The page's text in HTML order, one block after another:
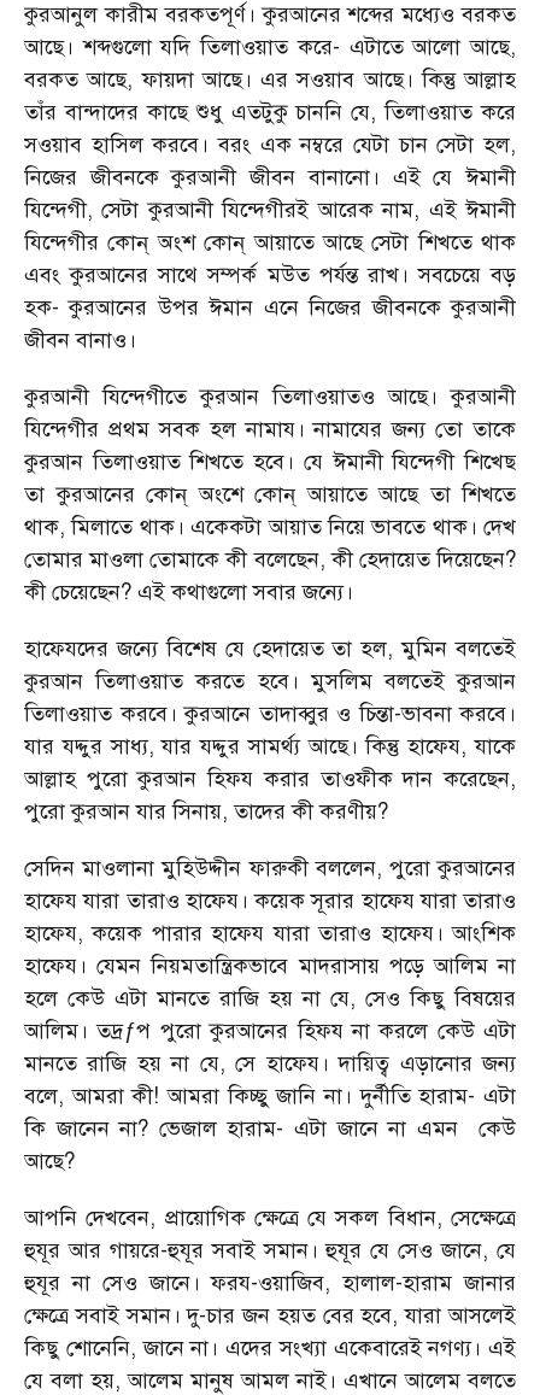
কুরআনুল কারীম বরকতপূর্ণ। কুরআনের শব্দের মধ্যেও বরকত
আছে। শব্দগুলো যদি তিলাওয়াত করে- এটাতে আলো আছে,
বরকত আছে, ফায়দা আছে। এর সওয়াব আছে। কিন্তু আল্লাহ
তাঁর বান্দাদের কাছে শুধু এতটুকু চাননি যে, তিলাওয়াত করে
সওয়াব হাসিল করবে। বরং এক নম্বরে যেটা চান সেটা হল,
নিজের জীবনকে কুরআনী জীবন বানানো। এই যে ঈমানী
যিন্দেগী, সেটা কুরআনী যিন্দেগীরই আরেক নাম, এই ঈমানী
যিন্দেগীর কোন্ অংশ কোন্ আয়াতে আছে সেটা শিখতে থাক
এবং কুরআনের সাথে সম্পর্ক মউত পর্যন্ত রাখ। সবচেয়ে বড়
হক- কুরআনের উপর ঈমান এনে নিজের জীবনকে কুরআনী
জীবন বানাও।
কুরআনী যিন্দেগীতে কুরআন তিলাওয়াতও আছে। কুরআনী
যিন্দেগীর প্রথম সবক হল নামায। নামাযের জন্য তো তাকে
কুরআন তিলাওয়াত শিখতে হবে। যে ঈমানী যিন্দেগী শিখেছ
তা কুরআনের কোন্ অংশে কোন্ আয়াতে আছে তা শিখতে
থাক, মিলাতে থাক। একেকটা আয়াত নিয়ে ভাবতে থাক। দেখ
তোমার মাওলা তোমাকে কী বলেছেন, কী হেদায়েত দিয়েছেন?
কী চেয়েছেন? এই কথাগুলো সবার জন্যে।
হাফেযদের জন্যে বিশেষ যে হেদায়েত তা হল, মুমিন বলতেই
কুরআন তিলাওয়াত করতে হবে। মুসলিম বলতেই কুরআন
তিলাওয়াত করবে। কুরআনে তাদাব্বুর ও চিন্তা-ভাবনা করবে।
যার যদ্দুর সাধ্য, যার যদ্দুর সামর্থ্য আছে। কিন্তু হাফেয, যাকে
আল্লাহ পুরো কুরআন হিফয করার তাওফীক দান করেছেন,
পুরো কুরআন যার সিনায়, তাদের কী করণীয়?
সেদিন মাওলানা মুহিউদ্দীন ফারুকী বললেন, পুরো কুরআনের
হাফেয যারা তারাও হাফেয। কয়েক সূরার হাফেয যারা তারাও
হাফেয, কয়েক পারার হাফেয যারা তারাও হাফেয। আংশিক
হাফেয। যেমন নিয়মতান্ত্রিকভাবে মাদরাসায় পড়ে আলিম না
হলে কেউ এটা মানতে রাজি হয় না যে, সেও কিছু বিষয়ের
আলিম। তদ্রƒপ পুরো কুরআনের হিফয না করলে কেউ এটা
মানতে রাজি হয় না যে, সে হাফেয। দায়িত্ব এড়ানোর জন্য
বলে, আমরা কী! আমরা কিচ্ছু জানি না। দুর্নীতি হারাম- এটা
কি জানেন না? ভেজাল হারাম- এটা জানে না এমন কেউ
আছে?
আপনি দেখবেন, প্রায়োগিক ক্ষেত্রে যে সকল বিধান, সেক্ষেত্রে
হুযূর আর গায়রে-হুযূর সবাই সমান। হুযূর যে সেও জানে, যে
হুযূর না সেও জানে। ফরয-ওয়াজিব, হালাল-হারাম জানার
ক্ষেত্রে সবাই সমান। দু-চার জন হয়ত বের হবে, যারা আসলেই
কিছু শোনেনি, জানে না। এদের সংখ্যা একেবারেই নগণ্য। এই
যে বলা হয়, আলেম মানুষ আমল নাই। এখানে আলেম বলতে